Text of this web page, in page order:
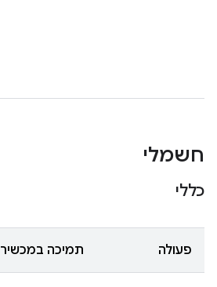
חשמלי
כללי
פעולה תמיכה במכשיר